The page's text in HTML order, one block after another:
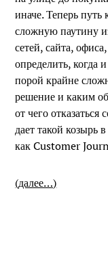
иначе. Теперь путь
сложную паутину
сетей, сайта,
определить, когда
порой крайне
решение и каким
от чего
дает такой козырь
как Customer
(далее…)